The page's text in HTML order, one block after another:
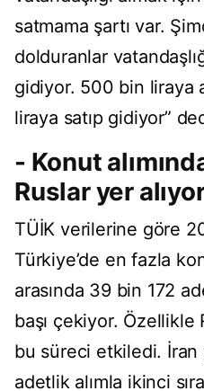
satmama şartı var.
dolduranlar
gidiyor. 500 bin liraya
liraya satıp gidiyor”
- Konut
Ruslar yer
TÜİK verilerine göre
Türkiye’de en fazla
arasında 39 bin 172
başı çekiyor. Özellikle
bu süreci etkiledi.
adetlik alımla ikinci